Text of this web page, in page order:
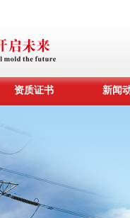
资质证书 新闻